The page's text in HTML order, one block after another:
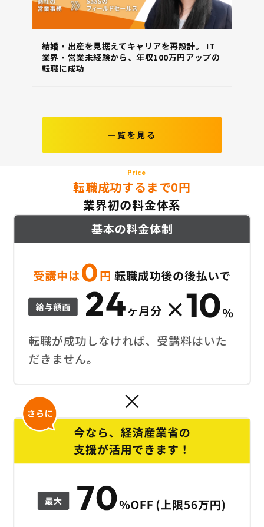
結婚・出産を見据えてキャリアを再設計。 IT
業界・営業未経験から、年収100万円アップの
転職に成功
一覧を見る
Price
転職成功するまで0円
業界初の料金体系